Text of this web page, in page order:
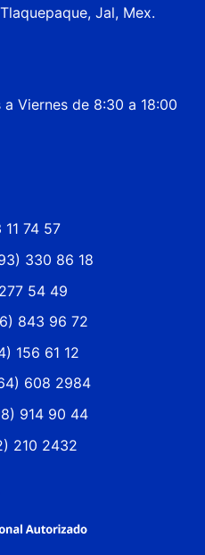
Jal, Mex.
a Viernes de 8:30 a 18:00
74 57
330 86 18
54 49
843 96 72
156 61 12
608 2984
914 90 44
210 2432